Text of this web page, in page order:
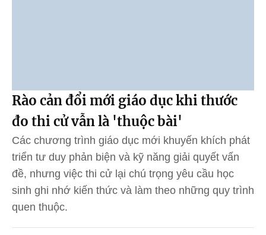
Rào cản đổi mới giáo dục khi thước
đo thi cử vẫn là 'thuộc bài'
Các chương trình giáo dục mới khuyến khích phát
triển tư duy phản biện và kỹ năng giải quyết vấn
đề, nhưng việc thi cử lại chú trọng yêu cầu học
sinh ghi nhớ kiến thức và làm theo những quy trình
quen thuộc.